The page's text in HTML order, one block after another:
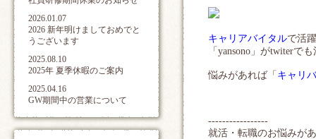
2026.01.07
2026 新年明けましておめでと
うございます
2025.08.10
2025年 夏季休暇のご案内
2025.04.16
GW期間中の営業について
キャリアバイタルで活
「yansono」がtwiterで
悩みがあれば「 キャリ
-----------------
就活・転職のお悩みが